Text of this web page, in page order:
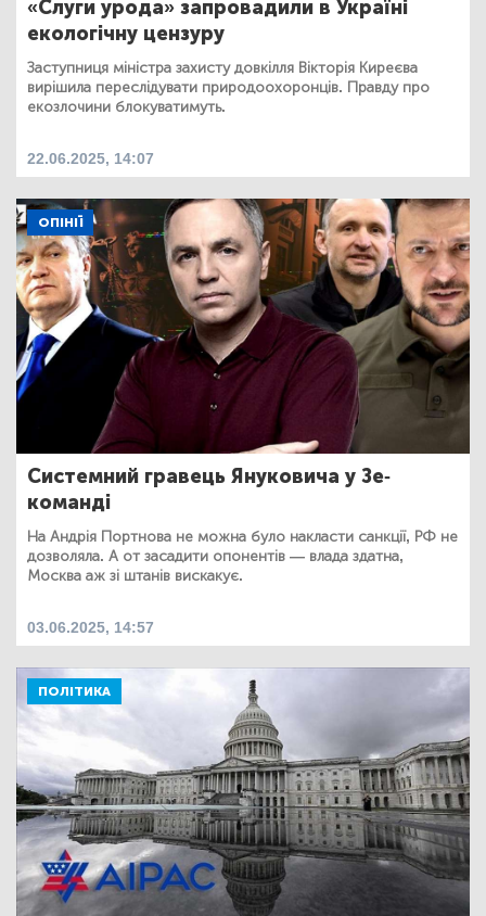
«Слуги урода» запровадили в Україні
екологічну цензуру
Заступниця міністра захисту довкілля Вікторія Киреєва
вирішила переслідувати природоохоронців. Правду про
екозлочини блокуватимуть.
22.06.2025, 14:07
ОПІНІЇ
Системний гравець Януковича у Зе-
команді
На Андрія Портнова не можна було накласти санкції, РФ не
дозволяла. А от засадити опонентів — влада здатна,
Москва аж зі штанів вискакує.
03.06.2025, 14:57
ПОЛІТИКА